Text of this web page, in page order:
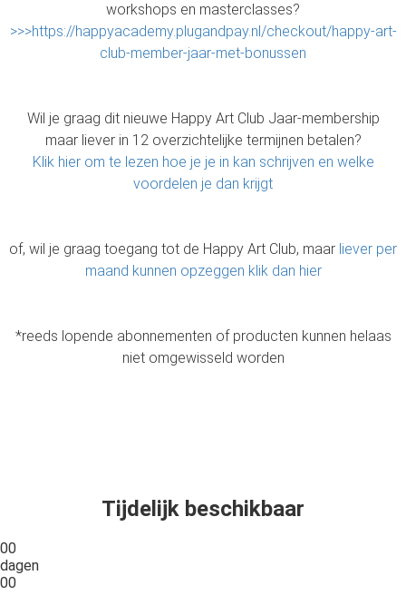
workshops en masterclasses?
>>>https://happyacademy.plugandpay.nl/checkout/happy-art-
club-member-jaar-met-bonussen
Wil je graag dit nieuwe Happy Art Club Jaar-membership
maar liever in 12 overzichtelijke termijnen betalen?
Klik hier om te lezen hoe je je in kan schrijven en welke
voordelen je dan krijgt
of, wil je graag toegang tot de Happy Art Club, maar liever per
maand kunnen opzeggen klik dan hier
*reeds lopende abonnementen of producten kunnen helaas
niet omgewisseld worden
Tijdelijk beschikbaar
00
dagen
00